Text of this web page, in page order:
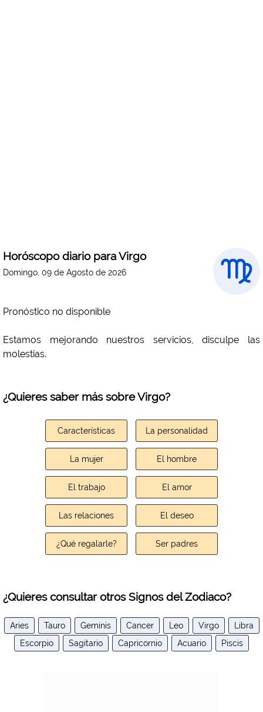
Horóscopo diario para Virgo
Domingo, 09 de Agosto de 2026
Pronóstico no disponible
Estamos mejorando nuestros servicios, disculpe las
molestias.
¿Quieres saber más sobre Virgo?
Características La personalidad
La mujer El hombre
El trabajo El amor
Las relaciones El deseo
¿Qué regalarle? Ser padres
¿Quieres consultar otros Signos del Zodiaco?
Aries Tauro Geminis Cancer Leo Virgo
Libra
Escorpio
Sagitario Capricornio Acuario Piscis